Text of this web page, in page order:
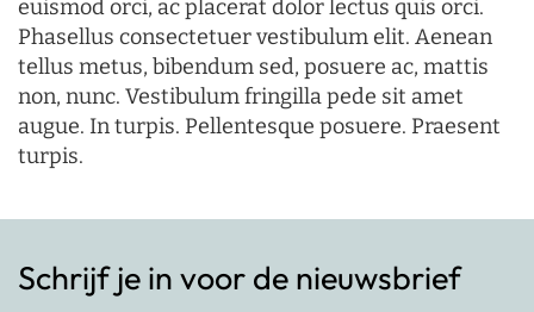
euismod orci, ac placerat dolor lectus quis orci.
Phasellus consectetuer vestibulum elit. Aenean
tellus metus, bibendum sed, posuere ac, mattis
non, nunc. Vestibulum fringilla pede sit amet
augue. In turpis. Pellentesque posuere. Praesent
turpis.
Schrijf je in voor de nieuwsbrief